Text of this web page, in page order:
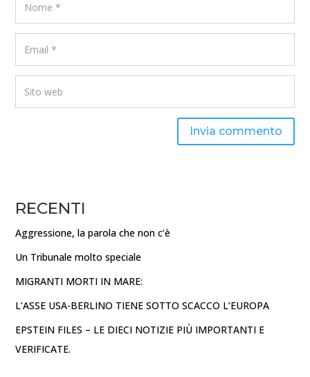
Invia commento
RECENTI
Aggressione, la parola che non c’è
Un Tribunale molto speciale
MIGRANTI MORTI IN MARE:
L’ASSE USA-BERLINO TIENE SOTTO SCACCO L’EUROPA
EPSTEIN FILES – LE DIECI NOTIZIE PIÙ IMPORTANTI E
VERIFICATE.